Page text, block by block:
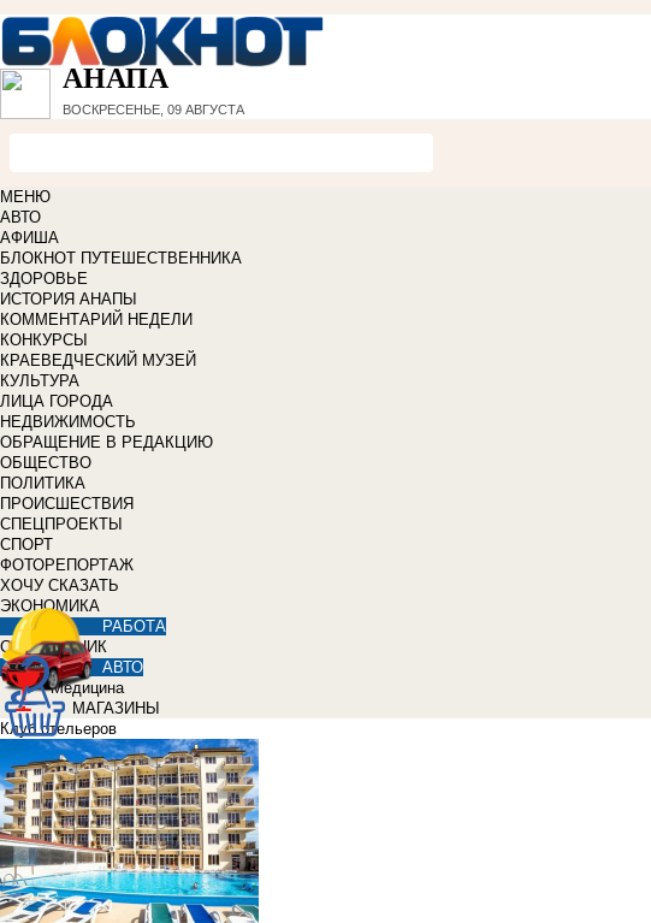
АНАПА
ВОСКРЕСЕНЬЕ, 09 АВГУСТА
МЕНЮ
АВТО
АФИША
БЛОКНОТ ПУТЕШЕСТВЕННИКА
ЗДОРОВЬЕ
ИСТОРИЯ АНАПЫ
КОММЕНТАРИЙ НЕДЕЛИ
КОНКУРСЫ
КРАЕВЕДЧЕСКИЙ МУЗЕЙ
КУЛЬТУРА
ЛИЦА ГОРОДА
НЕДВИЖИМОСТЬ
ОБРАЩЕНИЕ В РЕДАКЦИЮ
ОБЩЕСТВО
ПОЛИТИКА
ПРОИСШЕСТВИЯ
СПЕЦПРОЕКТЫ
СПОРТ
ФОТОРЕПОРТАЖ
ХОЧУ СКАЗАТЬ
ЭКОНОМИКА
РАБОТА
СПРАВОЧНИК
АВТО
Медицина
МАГАЗИНЫ
Клуб отельеров